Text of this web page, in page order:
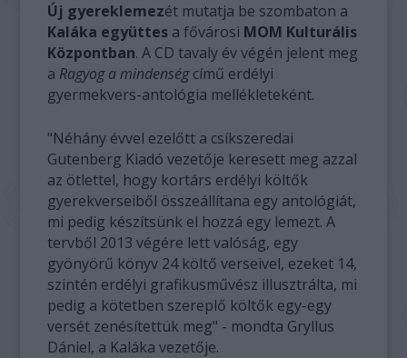
Új gyereklemezét mutatja be szombaton a
Kaláka együttes a fővárosi MOM Kulturális
Központban. A CD tavaly év végén jelent meg
a Ragyog a mindenségcímű erdélyi
gyermekvers-antológia mellékleteként.
"Néhány évvel ezelőtt a csíkszeredai
Gutenberg Kiadó vezetője keresett meg azzal
az ötlettel, hogy kortárs erdélyi költők
gyerekverseiből összeállítana egy antológiát,
mi pedig készítsünk el hozzá egy lemezt. A
tervből 2013 végére lett valóság, egy
gyönyörű könyv 24 költő verseivel, ezeket 14,
szintén erdélyi grafikusművész illusztrálta, mi
pedig a kötetben szereplő költők egy-egy
versét zenésítettük meg" - mondta Gryllus
Dániel, a Kaláka vezetője.